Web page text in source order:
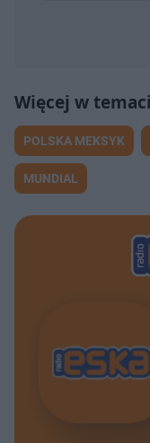
POLSKA MEKSYK
MUNDIAL